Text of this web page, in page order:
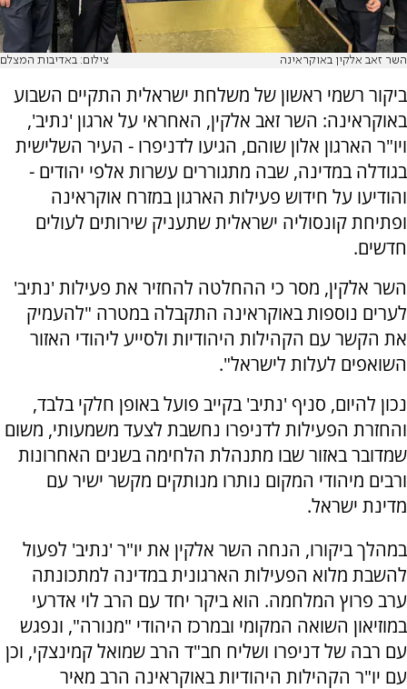
השר זאב אלקין באוקראינה צילום: באדיבות המצלם
ביקור רשמי ראשון של משלחת ישראלית התקיים השבוע
באוקראינה: השר זאב אלקין, האחראי על ארגון 'נתיב',
ויו"ר הארגון אלון שוהם, הגיעו לדניפרו - העיר השלישית
בגודלה במדינה, שבה מתגוררים עשרות אלפי יהודים -
והודיעו על חידוש פעילות הארגון במזרח אוקראינה
ופתיחת קונסוליה ישראלית שתעניק שירותים לעולים
חדשים.
השר אלקין, מסר כי ההחלטה להחזיר את פעילות 'נתיב'
לערים נוספות באוקראינה התקבלה במטרה "להעמיק
את הקשר עם הקהילות היהודיות ולסייע ליהודי האזור
השואפים לעלות לישראל".
נכון להיום, סניף 'נתיב' בקייב פועל באופן חלקי בלבד,
והחזרת הפעילות לדניפרו נחשבת לצעד משמעותי, משום
שמדובר באזור שבו מתנהלת הלחימה בשנים האחרונות
ורבים מיהודי המקום נותרו מנותקים מקשר ישיר עם
מדינת ישראל.
במהלך ביקורו, הנחה השר אלקין את יו"ר 'נתיב' לפעול
להשבת מלוא הפעילות הארגונית במדינה למתכונתה
ערב פרוץ המלחמה. הוא ביקר יחד עם הרב לוי אדרעי
במוזיאון השואה המקומי ובמרכז היהודי "מנורה", ונפגש
עם רבה של דניפרו ושליח חב"ד הרב שמואל קמינצקי, וכן
עם יו"ר הקהילות היהודיות באוקראינה הרב מאיר